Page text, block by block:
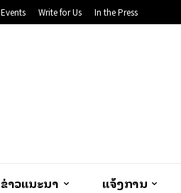
Events Write for Us In the Press
ຂ່າວແນະນຳ ແຈ້ງການ